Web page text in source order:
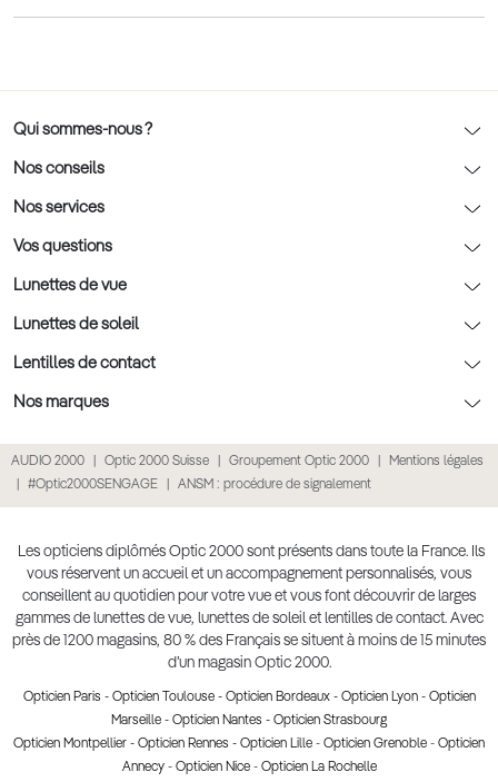
Qui sommes-nous ?
Notre charte déontologique
AFNOR Certification
Rendez-vous prévision
Nos conseils
Nos conseils lunettes
Nos conseils lentilles
Nos conseils enfants
Nos conseils santé visuelle
Tout savoir sur nos verres
Nos services
Optic 2000 à domicile
Le contrôle de la vue chez votre opticien
L'entretien de votre équipement
La prise de rendez-vous en ligne
Point expert basse vision
Click & collect : Livraison gratuite en magasin
Accessibilité
Vos questions
Politique cookies
Conditions des offres
Politique de confidentialité des données
Retours et remboursements
Lunettes de vue
Lunettes de vue
Lunettes de vue homme
Lunettes de vue femme
Lunettes de vue Ray-Ban
Lunettes de vue Gucci
Lunettes de vue Chloé
Lunettes de vue Burberry
Lunettes de soleil
Lunettes de soleil
Lunettes de soleil homme
Lunettes de soleil enfant
Lunettes de soleil Ray-Ban
Lunettes de soleil Prada
Lunettes de soleil Gucci
Soldes Ete 2025
Lentilles de contact
Lentilles de contact
Lentille de nuit
Lentilles journalières
Produit lentilles
Nos marques
Lunettes Prada
Lunettes Guess
Lunettes Chloé
Lunettes Versace
AUDIO 2000 Optic 2000 Suisse Groupement Optic 2000
Mentions légales
#Optic2000SENGAGE
ANSM : procédure de signalement
Les opticiens diplômés Optic 2000 sont présents dans toute la France. Ils
vous réservent un accueil et un accompagnement personnalisés, vous
conseillent au quotidien pour votre vue et vous font découvrir de larges
gammes de lunettes de vue, lunettes de soleil et lentilles de contact. Avec
près de 1200 magasins, 80 % des Français se situent à moins de 15 minutes
d’un magasin Optic 2000.
Opticien Paris - Opticien Toulouse- Opticien Bordeaux- Opticien Lyon- Opticien
Marseille - Opticien Nantes - Opticien Strasbourg
Opticien Montpellier - Opticien Rennes - Opticien Lille - Opticien Grenoble - Opticien
Annecy- Opticien Nice- Opticien La Rochelle